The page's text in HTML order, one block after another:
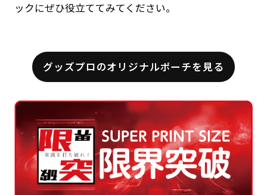
ックにぜひ役立ててみてください。
グッズプロのオリジナルポーチを見る